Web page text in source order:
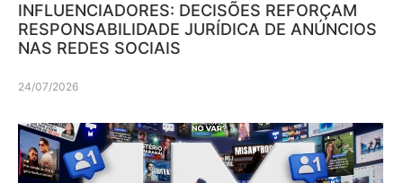
INFLUENCIADORES: DECISÕES REFORÇAM
RESPONSABILIDADE JURÍDICA DE ANÚNCIOS
NAS REDES SOCIAIS
24/07/2026